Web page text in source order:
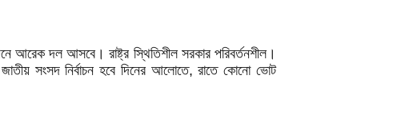
দল আসবে। রাষ্ট্র স্থিতিশীল সরকার পরিবর্তনশীল।
সংসদ নির্বাচন হবে দিনের আলোতে, রাতে কোনো ভোট